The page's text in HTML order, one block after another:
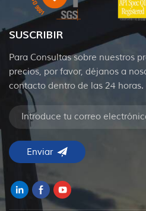
SUSCRIBIR
Para Consultas sobre nuestros
precios, por favor, déjanos a
contacto dentro de las 24 horas.